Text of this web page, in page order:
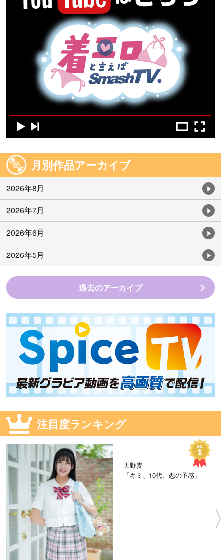
月別作品アーカイブ
2026年8月
2026年7月
2026年6月
2026年5月
過去のアーカイブ
注目度ランキング
天野麦
「キミ、10代、恋の予感」